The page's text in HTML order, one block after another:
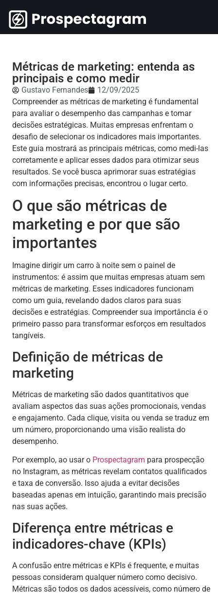
Métricas de marketing: entenda as
principais e como medir
Gustavo Fernandes
12/09/2025
Compreender as métricas de marketing é fundamental
para avaliar o desempenho das campanhas e tomar
decisões estratégicas. Muitas empresas enfrentam o
desafio de selecionar os indicadores mais importantes.
Este guia mostrará as principais métricas, como medi-las
corretamente e aplicar esses dados para otimizar seus
resultados. Se você busca aprimorar suas estratégias
com informações precisas, encontrou o lugar certo.
O que são métricas de
marketing e por que são
importantes
Imagine dirigir um carro à noite sem o painel de
instrumentos: é assim que muitas empresas atuam sem
métricas de marketing. Esses indicadores funcionam
como um guia, revelando dados claros para suas
decisões e estratégias. Compreender sua importância é o
primeiro passo para transformar esforços em resultados
tangíveis.
Definição de métricas de
marketing
Métricas de marketing são dados quantitativos que
avaliam aspectos das suas ações promocionais, vendas
e engajamento. Cada clique, visita ou venda se traduz em
um número, proporcionando uma visão realista do
desempenho.
Por exemplo, ao usar o Prospectagram para prospecção
no Instagram, as métricas revelam contatos qualificados
e taxa de conversão. Isso ajuda a evitar decisões
baseadas apenas em intuição, garantindo mais precisão
nas suas ações.
Diferença entre métricas e
indicadores-chave (KPIs)
A confusão entre métricas e KPIs é frequente, e muitas
pessoas consideram qualquer número como decisivo.
Métricas são todos os dados acessíveis, como número de